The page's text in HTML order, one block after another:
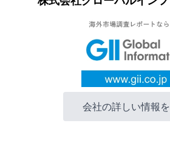
会社の詳しい情報